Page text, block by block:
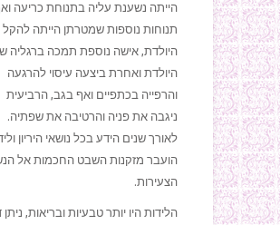
הייתה נשענת עליה בתנוחת כריעה
תנוחות נוספות שמטרתן הייתה
היולדת, אישה נוספת תמכה ברגליה
היולדת ואחרת ביצעה עיסוי להרגעה
והרפייה בכתפיים ואף בגב, הרביעית
ניגבה את פניה והרטיבה את שפתיה.
לאורך שנים הידע בכל נושאי היריון
הועבר מזקנות השבט החכמות אל
הצעירות.
הלידות היו יותר טבעיות ובריאות,